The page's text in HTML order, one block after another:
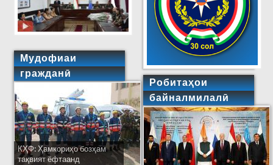
Мудофиаи
гражданӣ
КҲФ: Ҳамкориҳо бозҳам
тақвият ёфтаанд
Робитаҳои
байналмилалӣ